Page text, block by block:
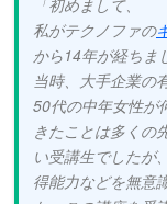
私がテクノファの
から14年が経ちま
当時、大手企業の
50代の中年女性が
きたことは多くの
い受講生でしたが
得能力などを無意